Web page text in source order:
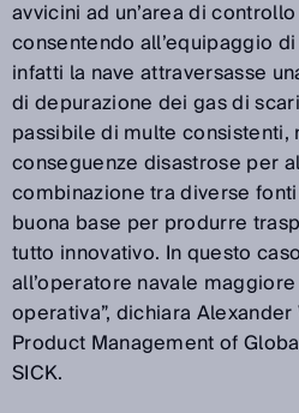
avvicini ad un’area di
consentendo all’equipaggio
infatti la nave attraversasse
di depurazione dei gas di
passibile di multe consistenti,
conseguenze disastrose per
combinazione tra diverse
buona base per produrre
tutto innovativo. In questo
all’operatore navale
operativa”, dichiara
Product Management of
SICK.